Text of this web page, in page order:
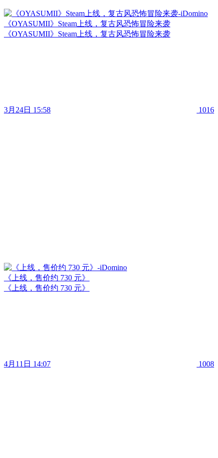
《OYASUMII》Steam上线，复古风恐怖冒险来袭
《OYASUMII》Steam上线，复古风恐怖冒险来袭
3月24日 15:58 1016
《上线，售价约 730 元》
《上线，售价约 730 元》
4月11日 14:07 1008